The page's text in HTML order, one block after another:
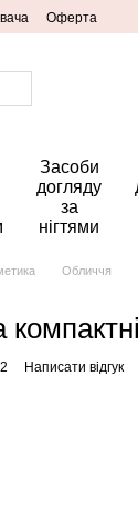
Оферта
Засоби
догляду
за
нігтями
Обличчя
Написати відгук